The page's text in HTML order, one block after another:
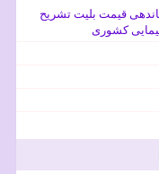
قیمت بلیت تشریح
کشوری